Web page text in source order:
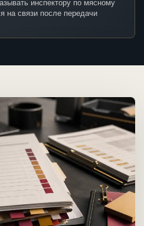
инспектору по мясному
на связи после передачи